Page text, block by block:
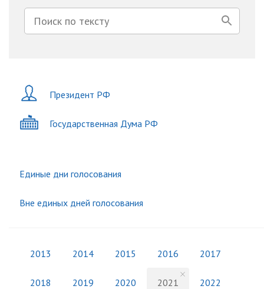
Президент РФ
Государственная Дума РФ
Единые дни голосования
Вне единых дней голосования
2013 2014 2015 2016 2017
2018 2019 2020 2021 2022